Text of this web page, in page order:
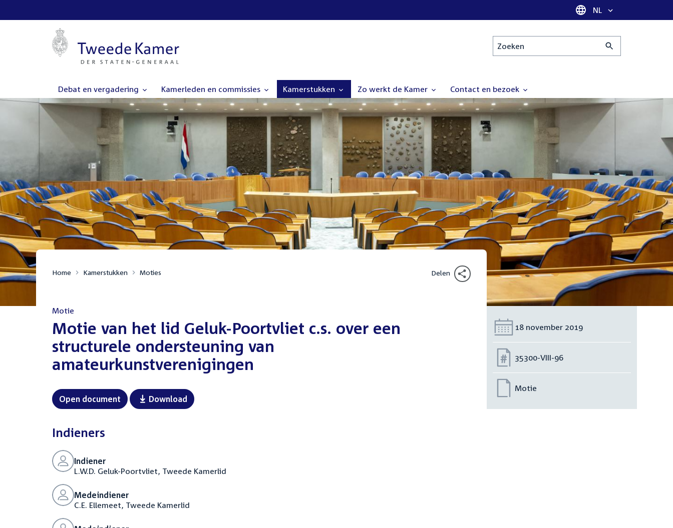
Taal selectie
NL
Zoeken
Debat en vergadering Kamerleden en commissies Kamerstukken Zo werkt de Kamer Contact en bezoek
Home Kamerstukken Moties Delen
Motie
:Motie van het lid Geluk-Poortvliet c.s. over een
structurele ondersteuning van
amateurkunstverenigingen
Open document Download
Indieners
Indiener
L.W.D. Geluk-Poortvliet, Tweede Kamerlid
Medeindiener
C.E. Ellemeet, Tweede Kamerlid
Datum:
18 november 2019
Nummer:
35300-VIII-96
Motie